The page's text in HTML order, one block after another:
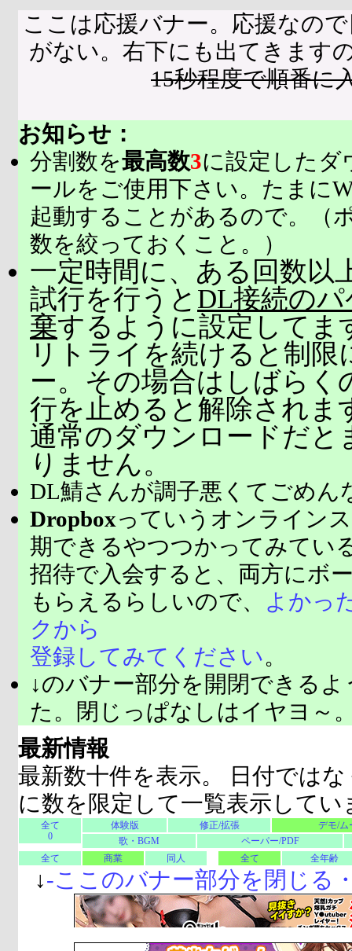
ここは応援バナー。応援なの
がない。右下にも出てきます
15秒程度で順番に
お知らせ：
分割数を最高数3に設定したダ
ールをご使用下さい。たまに
起動することがあるので。（
数を絞っておくこと。）
一定時間に、ある回数以
試行を行うと DL接続の
棄するように設定してま
リトライを続けると制限
ー。その場合はしばらく
行を止めると解除されま
通常のダウンロードだと
りません。
DL鯖さんが調子悪くてごめん
Dropboxっていうオンライン
期できるやつつかってみてい
招待で入会すると、両方にボ
もらえるらしいので、
よかっ
クから
登録してみてください。
↓のバナー部分を開閉できる
た。閉じっぱなしはイヤヨ～
最新情報
最新数十件を表示。 日付では
に数を限定して一覧表示してい
全て
0
体験版 修正/拡張
デモ/ム
歌・BGM
ペーパー/PDF
全て
商業 同人 全て 全年齢
↓-ここのバナー部分を閉じる